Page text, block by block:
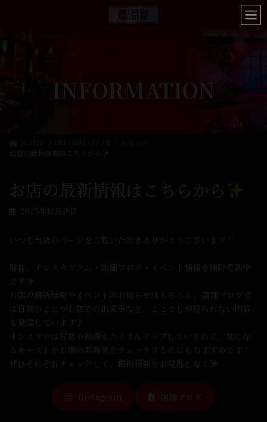
INFORMATION
お店の最新情報はこちらから
お店の最新情報はこちらから
2025年12月19日
いつも当店のページをご覧いただきありがとうございます！
現在、インスタグラム・店舗ブログ・イベント情報を随時更新中
です
お店の最新情報やイベントのお知らせはもちろん、店舗ブログで
は日常のことやお店での出来事など、ここでしか見られない内容
も発信しています♪
インスタでは写真や動画もたくさんアップしているので、気にな
るキャストやお店の雰囲気をチェックするのにもおすすめです！
ぜひそれぞれチェックして、最新情報をお見逃しなく
Instagram 店舗ブログ